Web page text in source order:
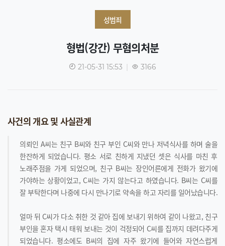
성범죄
형법(강간) 무혐의처분
21-05-31 15:53 | 3166
사건의 개요 및 사실관계
의뢰인 A씨는 친구 B씨와 친구 부인 C씨와 만나 저녁식사를 하며 술을
한잔하게 되었습니다. 평소 서로 친하게 지냈던 셋은 식사를 마친 후
노래주점을 가게 되었으며, 친구 B씨는 장인어른에게 전화가 왔기에
가야하는 상황이었고, C씨는 가지 않는다고 하였습니다. B씨는 C씨를
잘 부탁한다며 나중에 다시 만나기로 약속을 하고 자리를 일어났습니다.
얼마 뒤 C씨가 다소 취한 것 같아 집에 보내기 위하여 같이 나왔고, 친구
부인을 혼자 택시 태워 보내는 것이 걱정되어 C씨를 집까지 데려다주게
되었습니다. 평소에도 B씨의 집에 자주 왔기에 들어와 자연스럽게